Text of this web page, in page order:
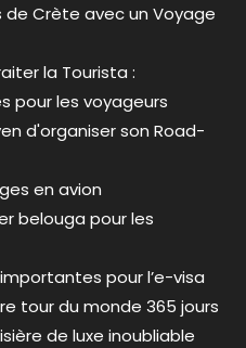
de Crète avec un Voyage
la Tourista :
pour les voyageurs
d'organiser son Road-
en avion
belouga pour les
pour l’e-visa
tour du monde 365 jours
de luxe inoubliable